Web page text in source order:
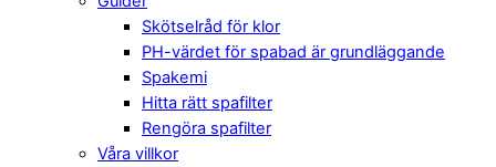
Skötselråd för klor
PH-värdet för spabad är grundläggande
Spakemi
Hitta rätt spafilter
Rengöra spafilter
Våra villkor